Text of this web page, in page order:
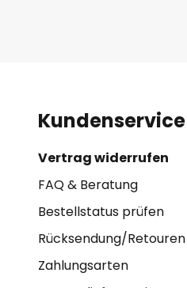
Kundenservice
Vertrag widerrufen
FAQ & Beratung
Bestellstatus prüfen
Rücksendung/Retouren
Zahlungsarten